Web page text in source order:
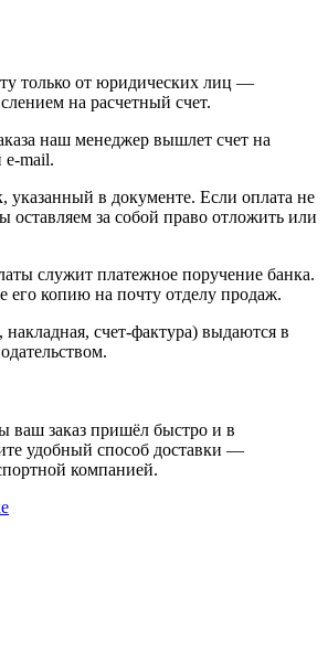
только от юридических лиц —
на расчетный счет.
наш менеджер вышлет счет на
e-mail.
указанный в документе. Если оплата не
оставляем за собой право отложить или
служит платежное поручение банка.
его копию на почту отделу продаж.
счет‑фактура) выдаются в
ваш заказ пришёл быстро и в
удобный способ доставки —
компанией.